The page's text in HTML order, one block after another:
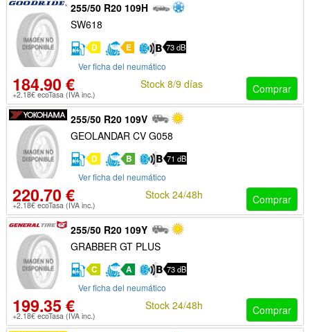
255/50 R20 109H
SW618
D E 73 dB
Ver ficha del neumático
184.90 €
+2.18€ ecoTasa (IVA inc.) Comprar
Stock 8/9 días
255/50 R20 109V
GEOLANDAR CV G058
D B 71 dB
Ver ficha del neumático
220.70 €
+2.18€ ecoTasa (IVA inc.) Comprar
Stock 24/48h
255/50 R20 109Y
GRABBER GT PLUS
C A 73 dB
Ver ficha del neumático
199.35 €
+2.18€ ecoTasa (IVA inc.) Comprar
Stock 24/48h